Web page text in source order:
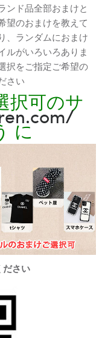
ンド品全部おまけと
望のおまけを教えて
、ランダムにおまけ
ルがいろいろありま
択をご指定ご希望の
さい
択可のサ
に
ださい